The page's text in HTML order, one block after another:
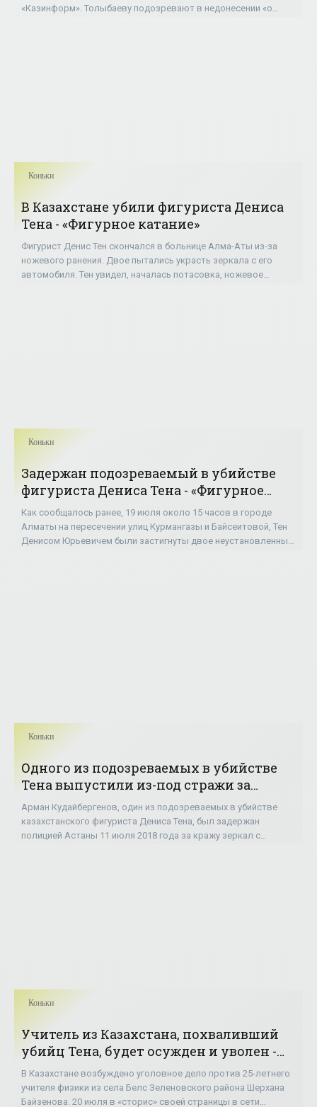
«Казинформ». Толыбаеву подозревают в недонесении «о
Коньки
В Казахстане убили фигуриста Дениса
Тена - «Фигурное катание»
Фигурист Денис Тен скончался в больнице Алма-Аты из-за
ножевого ранения. Двое пытались украсть зеркала с его
автомобиля. Тен увидел, началась потасовка, ножевое
Коньки
Задержан подозреваемый в убийстве
фигуриста Дениса Тена - «Фигурное
катание»
Как сообщалось ранее, 19 июля около 15 часов в городе
Алматы на пересечении улиц Курмангазы и Байсеитовой, Тен
Денисом Юрьевичем были застигнуты двое неустановленных
Коньки
Одного из подозреваемых в убийстве
Тена выпустили из-под стражи за
неделю до трагедии - «Фигурное
катание»
Арман Кудайбергенов, один из подозреваемых в убийстве
казахстанского фигуриста Дениса Тена, был задержан
полицией Астаны 11 июля 2018 года за кражу зеркал с
Коньки
Учитель из Казахстана, похваливший
убийц Тена, будет осужден и уволен -
«Фигурное катание»
В Казахстане возбуждено уголовное дело против 25-летнего
учителя физики из села Белс Зеленовского района Шерхана
Байзенова. 20 июля в «сторис» своей страницы в сети